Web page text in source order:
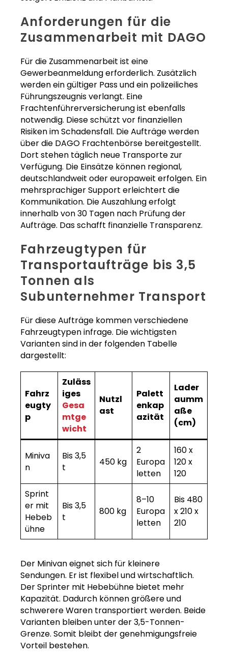
Anforderungen für die
Zusammenarbeit mit DAGO
Für die Zusammenarbeit ist eine
Gewerbeanmeldung erforderlich. Zusätzlich
werden ein gültiger Pass und ein polizeiliches
Führungszeugnis verlangt. Eine
Frachtenführerversicherung ist ebenfalls
notwendig. Diese schützt vor finanziellen
Risiken im Schadensfall. Die Aufträge werden
über die DAGO Frachtenbörse bereitgestellt.
Dort stehen täglich neue Transporte zur
Verfügung. Die Einsätze können regional,
deutschlandweit oder europaweit erfolgen. Ein
mehrsprachiger Support erleichtert die
Kommunikation. Die Auszahlung erfolgt
innerhalb von 30 Tagen nach Prüfung der
Aufträge. Das schafft finanzielle Transparenz.
Fahrzeugtypen für
Transportaufträge bis 3,5
Tonnen als
Subunternehmer Transport
Für diese Aufträge kommen verschiedene
Fahrzeugtypen infrage. Die wichtigsten
Varianten sind in der folgenden Tabelle
dargestellt:
Fahrz
eugty
p
Zuläss
iges
Gesa
mtge
wicht
Nutzl
ast
Palett
enkap
azität
Lader
aumm
aße
(cm)
Miniva
n
Bis 3,5
t
450 kg
2
Europa
letten
160 x
120 x
120
Sprint
er mit
Hebeb
ühne
Bis 3,5
t
800 kg
8–10
Europa
letten
Bis 480
x 210 x
210
Der Minivan eignet sich für kleinere
Sendungen. Er ist flexibel und wirtschaftlich.
Der Sprinter mit Hebebühne bietet mehr
Kapazität. Dadurch können größere und
schwerere Waren transportiert werden. Beide
Varianten bleiben unter der 3,5-Tonnen-
Grenze. Somit bleibt der genehmigungsfreie
Vorteil bestehen.